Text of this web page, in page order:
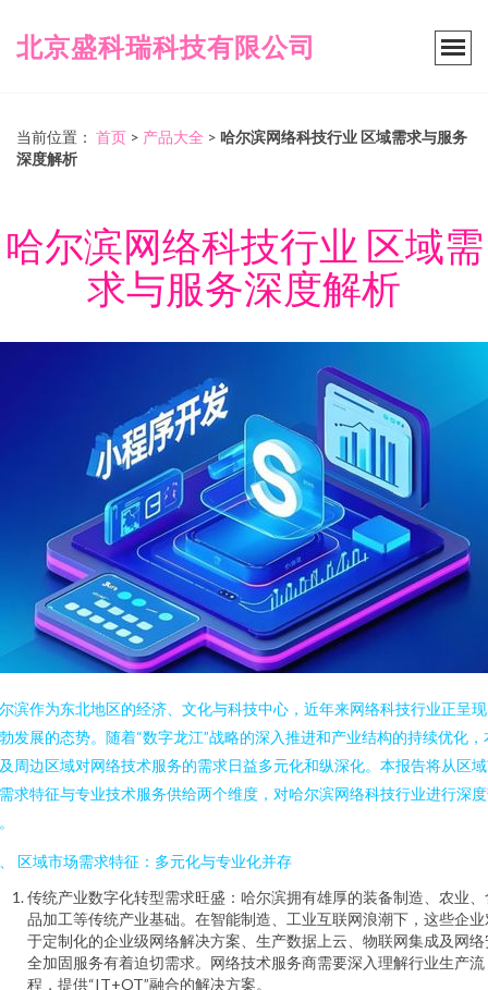
北京盛科瑞科技有限公司
当前位置： 首页 > 产品大全 > 哈尔滨网络科技行业 区域需求与服务
深度解析
哈尔滨网络科技行业 区域需
求与服务深度解析
滨作为东北地区的经济、文化与科技中心，近年来网络科技行业正呈
发展的态势。随着“数字龙江”战略的深入推进和产业结构的持续优化，
周边区域对网络技术服务的需求日益多元化和纵深化。本报告将从区
求特征与专业技术服务供给两个维度，对哈尔滨网络科技行业进行深
区域市场需求特征：多元化与专业化并存
传统产业数字化转型需求旺盛：哈尔滨拥有雄厚的装备制造、农业、
品加工等传统产业基础。在智能制造、工业互联网浪潮下，这些企业
于定制化的企业级网络解决方案、生产数据上云、物联网集成及网络
全加固服务有着迫切需求。网络技术服务商需要深入理解行业生产流
程，提供“IT+OT”融合的解决方案。